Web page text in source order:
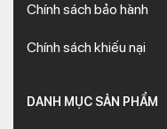
Chính sách bảo hành
Chính sách khiếu nại
DANH MỤC SẢN PHẨM